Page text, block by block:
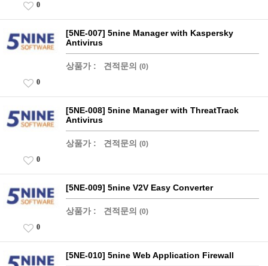
0
[5NE-007] 5nine Manager with Kaspersky
Antivirus
상품가 : 견적문의 (0)
0
[5NE-008] 5nine Manager with ThreatTrack
Antivirus
상품가 : 견적문의 (0)
0
[5NE-009] 5nine V2V Easy Converter
상품가 : 견적문의 (0)
0
[5NE-010] 5nine Web Application Firewall